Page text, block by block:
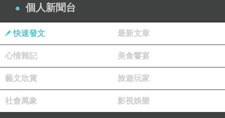
之前吃的椒麻雞腿麵都是比較台式口味，雞腿都是用炸的
再淋上椒麻醬汁。
所以看到雞腿泡在湯裡才嚇了一跳，而且從外表看起來也
不像椒麻雞的樣子，湯頭看起來好像也是一般清湯。
個人新聞台
快速發文 最新文章
心情雜記 美食饗宴
藝文欣賞 旅遊玩家
社會萬象 影視娛樂